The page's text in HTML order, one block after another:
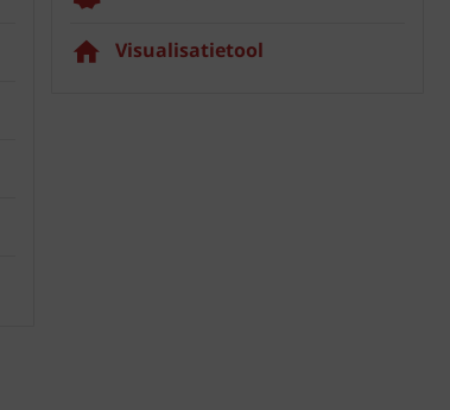
Visualisatietool